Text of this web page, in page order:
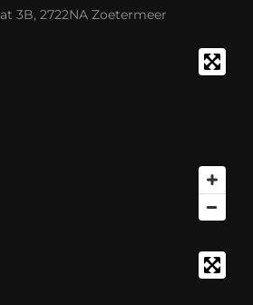
3B, 2722NA Zoetermeer